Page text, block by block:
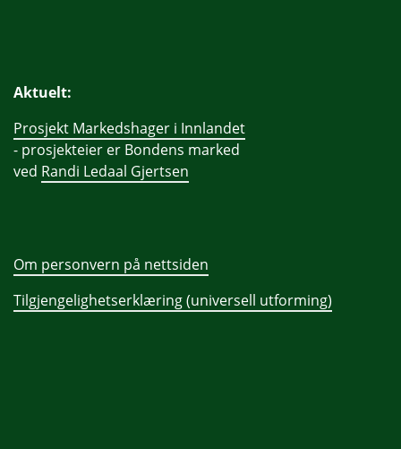
Aktuelt:
Prosjekt Markedshager i Innlandet
- prosjekteier er Bondens marked
ved Randi Ledaal Gjertsen
Om personvern på nettsiden
Tilgjengelighetserklæring (universell utforming)